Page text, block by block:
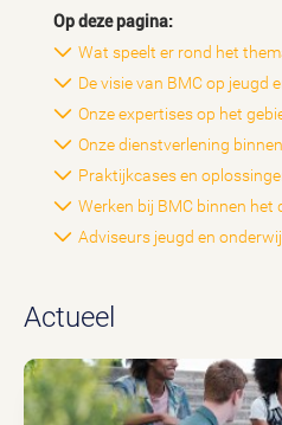
Op deze pagina:
Wat speelt er rond het
De visie van BMC op jeugd
Onze expertises op het
Onze dienstverlening
Praktijkcases en
Werken bij BMC binnen
Adviseurs jeugd en
Actueel